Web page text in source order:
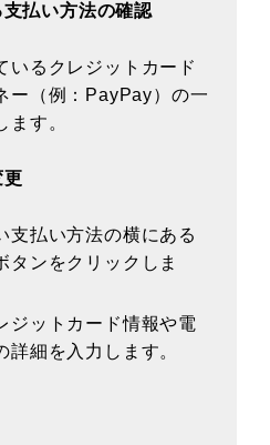
払い方法の確認
いるクレジットカード
ー（例：PayPay）の一
ます。
更
支払い方法の横にある
タンをクリックしま
ジットカード情報や電
詳細を入力します。